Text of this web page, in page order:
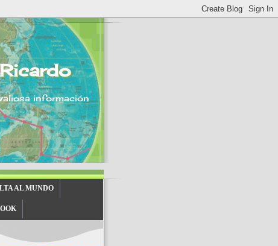
información
AL MUNDO